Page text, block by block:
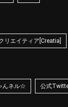
リエイティア[Creatia]
んネル☆ 公式